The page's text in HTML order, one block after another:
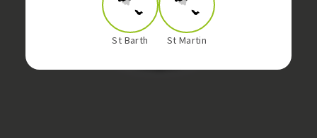
St Barth St Martin